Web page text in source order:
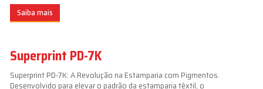
Saiba mais
Superprint PD-7K
Superprint PD-7K: A Revolução na Estamparia com Pigmentos.
Desenvolvido para elevar o padrão da estamparia têxtil, o